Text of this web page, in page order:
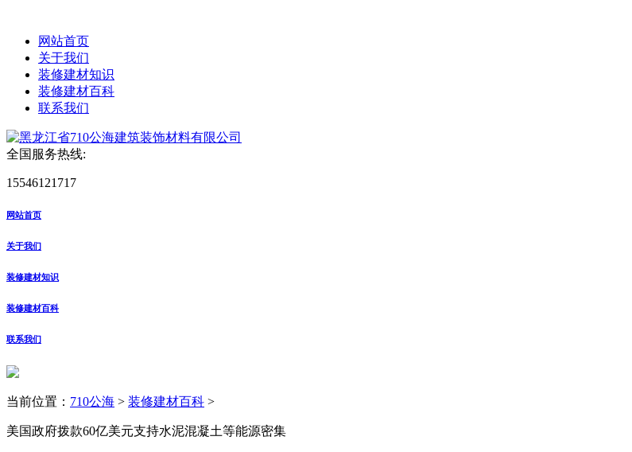
网站首页
关于我们
装修建材知识
装修建材百科
联系我们
全国服务热线:
15546121717
网站首页
关于我们
装修建材知识
装修建材百科
联系我们
当前位置： 710公海 > 装修建材百科 >
美国政府拨款60亿美元支持水泥混凝土等能源密集